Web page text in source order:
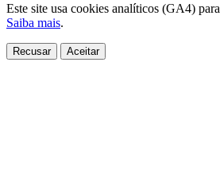
Este site usa cookies analíticos (GA4)
Saiba mais.
Recusar Aceitar